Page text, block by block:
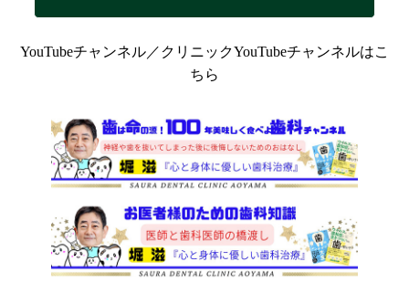
YouTubeチャンネル／クリニックYouTubeチャンネルはこ
ちら